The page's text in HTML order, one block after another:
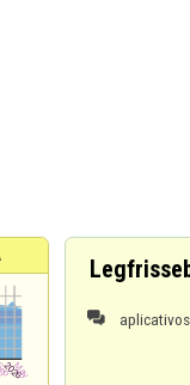
 aplicativos